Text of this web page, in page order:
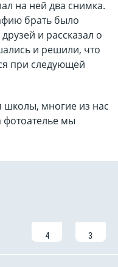
на ней два снимка.
брать было
и рассказал о
и решили, что
при следующей
школы, многие из нас
мы
4 3